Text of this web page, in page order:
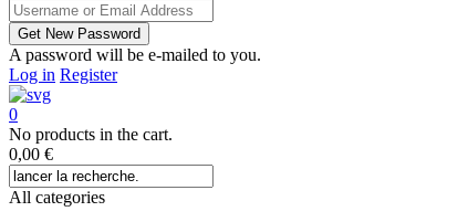
A password will be e-mailed to you.
Log in Register
0
No products in the cart.
0,00 €
All categories